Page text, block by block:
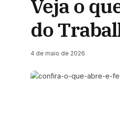
Veja o
do
4 de maio de 2026